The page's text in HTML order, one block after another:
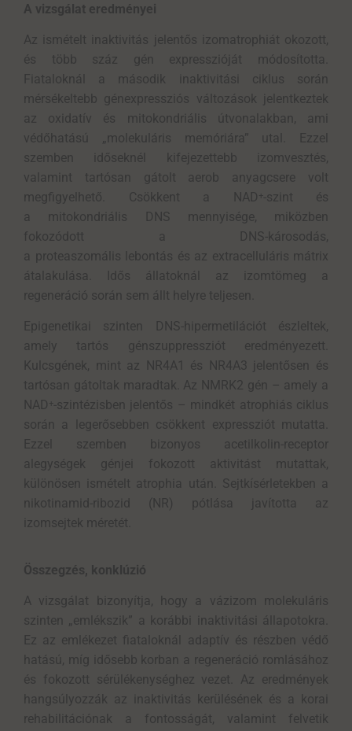
A vizsgálat eredményei
Az ismételt inaktivitás jelentős izomatrophiát okozott,
és több száz gén expresszióját módosította.
Fiataloknál a második inaktivitási ciklus során
mérsékeltebb génexpressziós változások jelentkeztek
az oxidatív és mitokondriális útvonalakban, ami
védőhatású „molekuláris memóriára” utal. Ezzel
szemben időseknél kifejezettebb izomvesztés,
valamint tartósan gátolt aerob anyagcsere volt
megfigyelhető. Csökkent a NAD⁺-szint és
a mitokondriális DNS mennyisége, miközben
fokozódott a DNS-károsodás,
a proteaszomális lebontás és az extracelluláris mátrix
átalakulása. Idős állatoknál az izomtömeg a
regeneráció során sem állt helyre teljesen.
Epigenetikai szinten DNS-hipermetilációt észleltek,
amely tartós génszuppressziót eredményezett.
Kulcsgének, mint az NR4A1 és NR4A3 jelentősen és
tartósan gátoltak maradtak. Az NMRK2 gén – amely a
NAD⁺-szintézisben jelentős – mindkét atrophiás ciklus
során a legerősebben csökkent expressziót mutatta.
Ezzel szemben bizonyos acetilkolin-receptor
alegységek génjei fokozott aktivitást mutattak,
különösen ismételt atrophia után. Sejtkísérletekben a
nikotinamid-ribozid (NR) pótlása javította az
izomsejtek méretét.
Összegzés, konklúzió
A vizsgálat bizonyítja, hogy a vázizom molekuláris
szinten „ emlékszik” a korábbi inaktivitási állapotokra.
Ez az emlékezet fiataloknál adaptív és részben védő
hatású, míg idősebb korban a regeneráció romlásához
és fokozott sérülékenységhez vezet. Az eredmények
hangsúlyozzák az inaktivitás kerülésének és a korai
rehabilitációnak a fontosságát, valamint felvetik